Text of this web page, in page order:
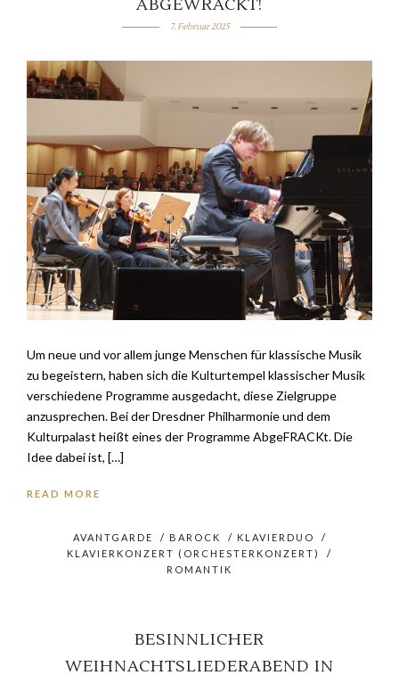
ABGEWRACKT!
7. Februar 2025
Um neue und vor allem junge Menschen für klassische Musik
zu begeistern, haben sich die Kulturtempel klassischer Musik
verschiedene Programme ausgedacht, diese Zielgruppe
anzusprechen. Bei der Dresdner Philharmonie und dem
Kulturpalast heißt eines der Programme AbgeFRACKt. Die
Idee dabei ist, […]
READ MORE
AVANTGARDE / BAROCK / KLAVIERDUO
/
KLAVIERKONZERT (ORCHESTERKONZERT)
/
ROMANTIK
BESINNLICHER
WEIHNACHTSLIEDERABEND IN